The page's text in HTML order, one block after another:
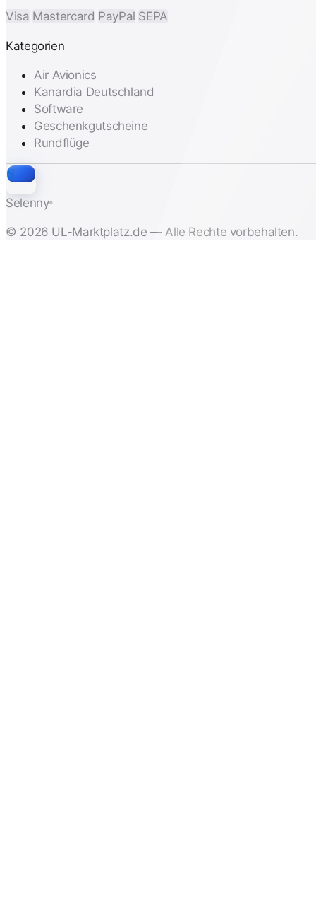
Visa Mastercard PayPal SEPA
Kategorien
Air Avionics
Kanardia Deutschland
Software
Geschenkgutscheine
Rundflüge
S
Selenny®
© 2026 UL-Marktplatz.de — Alle Rechte vorbehalten.